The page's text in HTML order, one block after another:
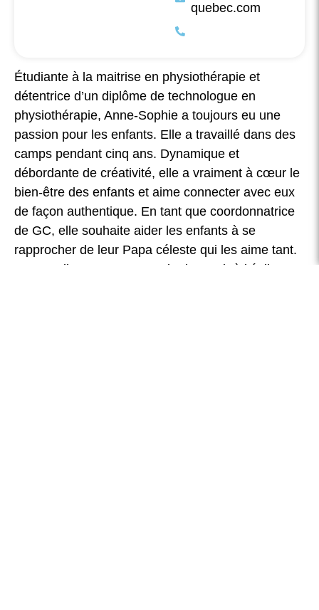
quebec.com
Étudiante à la maitrise en physiothérapie et
détentrice d’un diplôme de technologue en
physiothérapie, Anne-Sophie a toujours eu une
passion pour les enfants. Elle a travaillé dans des
camps pendant cinq ans. Dynamique et
débordante de créativité, elle a vraiment à cœur le
bien-être des enfants et aime connecter avec eux
de façon authentique. En tant que coordonnatrice
de GC, elle souhaite aider les enfants à se
rapprocher de leur Papa céleste qui les aime tant.
Lorsqu’elle n’est pas en train de servir à l’église ou